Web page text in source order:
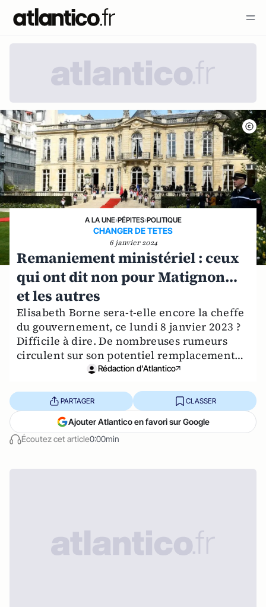
A LA UNE›PÉPITES›POLITIQUE
CHANGER DE TETES
6 janvier 2024
Remaniement ministériel : ceux
qui ont dit non pour Matignon…
et les autres
Elisabeth Borne sera-t-elle encore la cheffe
du gouvernement, ce lundi 8 janvier 2023 ?
Difficile à dire. De nombreuses rumeurs
circulent sur son potentiel remplacement…
Rédaction d'Atlantico
Écoutez cet article0:00min
PARTAGER CLASSER
Ajouter Atlantico en favori sur Google